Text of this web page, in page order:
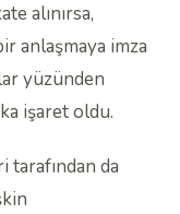
alınırsa,
anlaşmaya imza
yüzünden
işaret oldu.
tarafından da